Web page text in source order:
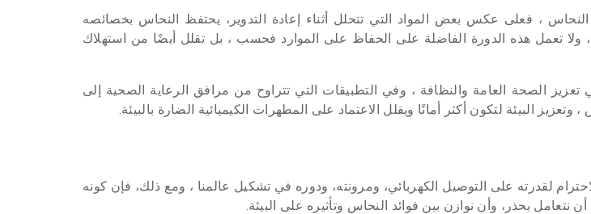
النحاس ، فعلى عكس بعض المواد التي تتحلل أثناء إعادة التدوير، يحتفظ النحاس بخصائصه
، ولا تعمل هذه الدورة الفاضلة على الحفاظ على الموارد فحسب ، بل تقلل أيضًا من استهلاك
الصحة العامة والنظافة ، وفي التطبيقات التي تتراوح من مرافق الرعاية الصحية إلى
البيئة لتكون أكثر أمانًا ويقلل الاعتماد على المطهرات الكيميائية الضارة بالبيئة.
لقدرته على التوصيل الكهربائي، ومرونته، ودوره في تشكيل عالمنا ، ومع ذلك، فإن كونه
نتعامل بحذر، وأن نوازن بين فوائد النحاس وتأثيره على البيئة.